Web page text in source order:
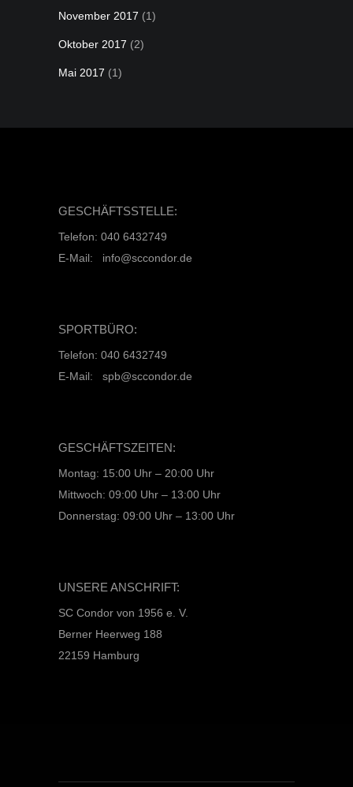
November 2017 (1)
Oktober 2017 (2)
Mai 2017 (1)
GESCHÄFTSSTELLE:
Telefon: 040 6432749
E-Mail: info@sccondor.de
SPORTBÜRO:
Telefon: 040 6432749
E-Mail: spb@sccondor.de
GESCHÄFTSZEITEN:
Montag: 15:00 Uhr – 20:00 Uhr
Mittwoch: 09:00 Uhr – 13:00 Uhr
Donnerstag: 09:00 Uhr – 13:00 Uhr
UNSERE ANSCHRIFT:
SC Condor von 1956 e. V.
Berner Heerweg 188
22159 Hamburg